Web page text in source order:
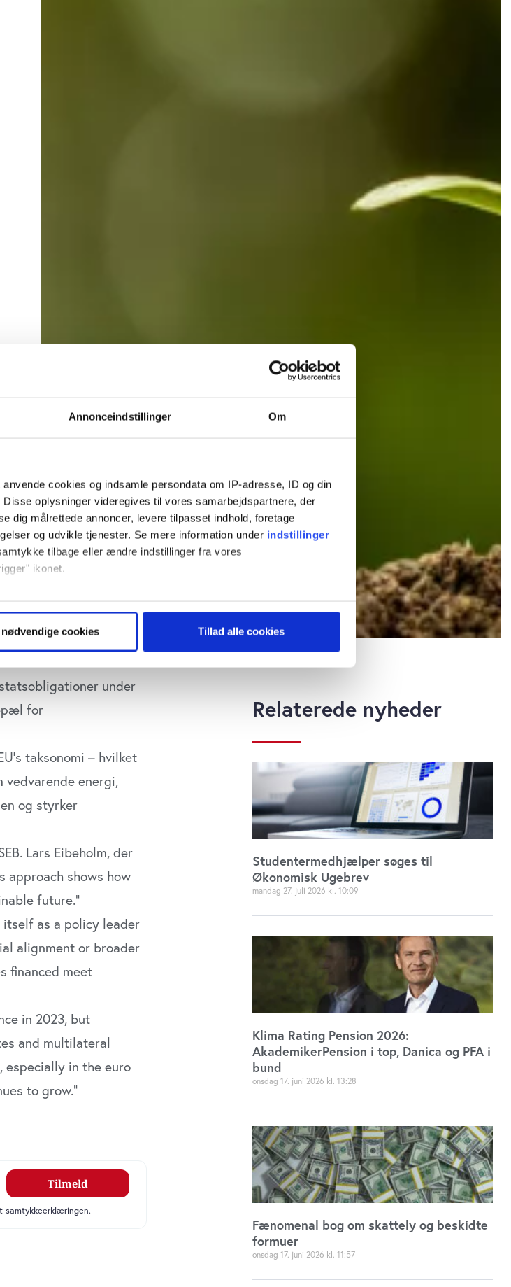
Annonceindstillinger Om
cookies og indsamle persondata om IP-adresse, ID og din
oplysninger videregives til vores samarbejdspartnere, der
dig målrettede annoncer, levere tilpasset indhold, foretage
og udvikle tjenester. Se mere information under indstillinger
tilbage eller ændre indstillinger fra vores
ikonet.
dens unikke karakteristika (fingerprinting)
til at vise dig funktioner til sociale medier og til at analysere
website med vores partnere inden for sociale medier,
kan kombinere disse data med andre oplysninger, du har givet
Du samtykker til vores cookies, hvis du fortsætter med at
cookies Tillad alle cookies
under
for
taksonomi – hvilket
energi,
og styrker
Lars Eibeholm, der
approach shows how
future.”
itself as a policy leader
alignment or broader
financed meet
in 2023, but
and multilateral
especially in the euro
to grow.”
Relaterede nyheder
Studentermedhjælper søges til
Økonomisk Ugebrev
mandag 27. juli 2026 10:09
Klima Rating Pension 2026:
AkademikerPension i top, Danica og PFA i
bund
onsdag 17. juni 2026 13:28
Fænomenal bog om skattely og beskidte
formuer
onsdag 17. juni 2026 11:57